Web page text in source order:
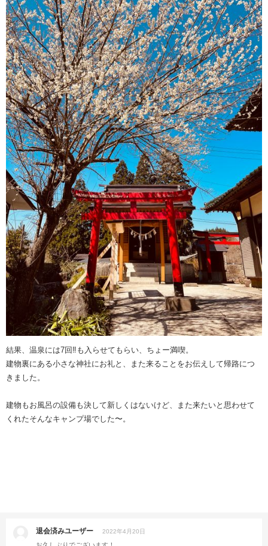
結果、温泉には7回‼️も入らせてもらい、ちょー満喫。
建物裏にある小さな神社にお礼と、また来ることをお伝えして帰路につ
きました。
建物もお風呂の設備も決して新しくはないけど、また来たいと思わせて
くれたそんなキャンプ場でした〜。
退会済みユーザー 2022年4月20日